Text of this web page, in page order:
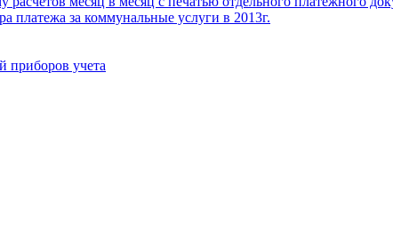
платежа за коммунальные услуги в 2013г.
приборов учета